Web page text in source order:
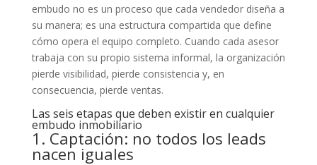
embudo no es un proceso que cada vendedor diseña a
su manera; es una estructura compartida que define
cómo opera el equipo completo. Cuando cada asesor
trabaja con su propio sistema informal, la organización
pierde visibilidad, pierde consistencia y, en
consecuencia, pierde ventas.
Las seis etapas que deben existir en cualquier
embudo inmobiliario
1. Captación: no todos los leads
nacen iguales